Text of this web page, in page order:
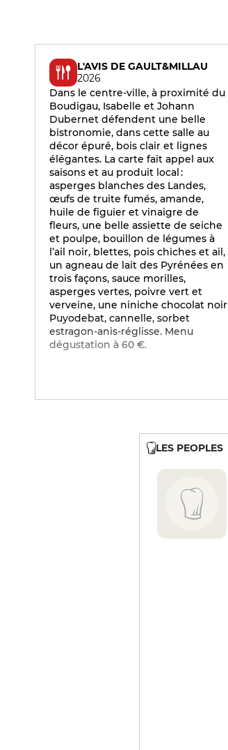
L'AVIS DE GAULT&MILLAU
2026
Dans le centre-ville, à proximité du
Boudigau, Isabelle et Johann
Dubernet défendent une belle
bistronomie, dans cette salle au
décor épuré, bois clair et lignes
élégantes. La carte fait appel aux
saisons et au produit local :
asperges blanches des Landes,
œufs de truite fumés, amande,
huile de figuier et vinaigre de
fleurs, une belle assiette de seiche
et poulpe, bouillon de légumes à
l’ail noir, blettes, pois chiches et ail,
un agneau de lait des Pyrénées en
trois façons, sauce morilles,
asperges vertes, poivre vert et
verveine, une niniche chocolat noir
Puyodebat, cannelle, sorbet
estragon-anis-réglisse. Menu
dégustation à 60 €.
LES PEOPLES